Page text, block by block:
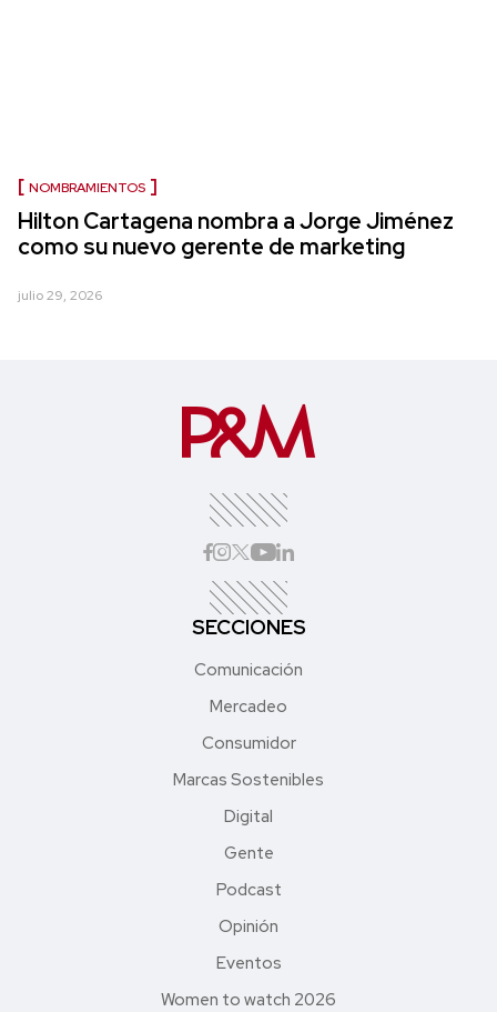
NOMBRAMIENTOS
Hilton Cartagena nombra a Jorge Jiménez
como su nuevo gerente de marketing
julio 29, 2026
SECCIONES
Comunicación
Mercadeo
Consumidor
Marcas Sostenibles
Digital
Gente
Podcast
Opinión
Eventos
Women to watch 2026